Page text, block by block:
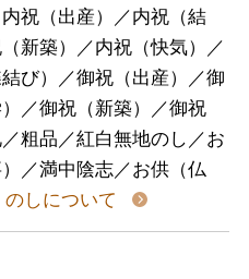
祝（出産）／内祝（結
新築）／内祝（快気）／
び）／御祝（出産）／御
／御祝（新築）／御祝
粗品／紅白無地のし／お
／満中陰志／お供（仏
のしについて